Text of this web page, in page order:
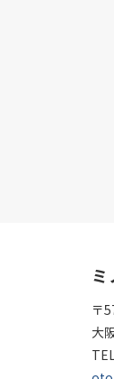
ミ
〒
大